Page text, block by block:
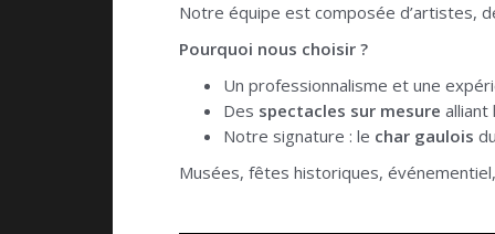
Notre équipe est composée d’artistes,
Pourquoi nous choisir ?
Un professionnalisme et une
Des spectacles sur mesure alliant
Notre signature : le char gaulois
Musées, fêtes historiques,